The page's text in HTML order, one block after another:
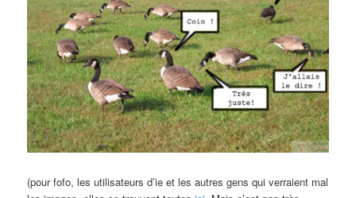
(pour fofo, les utilisateurs d’ie et les autres gens qui verraient mal